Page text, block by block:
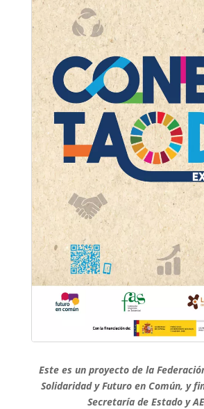
Este es un proyecto de la
Solidaridad y Futuro en Común, y
Secretaría de Estado y